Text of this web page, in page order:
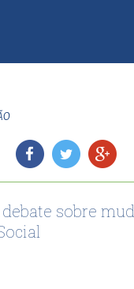
sobre